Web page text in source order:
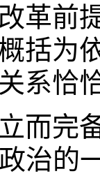
革前
括为
系恰
而完
治的